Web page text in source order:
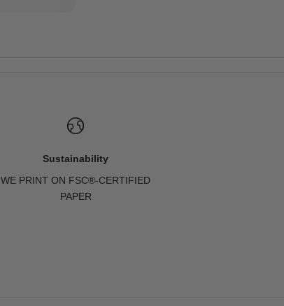
Sustainability
WE PRINT ON FSC®-CERTIFIED
PAPER